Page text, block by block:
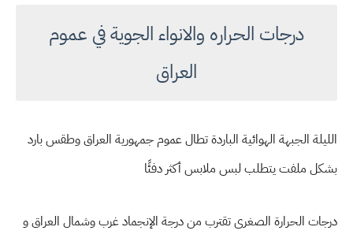
درجات الحراره والانواء الجوية في عموم
العراق
الليلة الجبهة الهوائية الباردة تطال عموم جمهورية العراق وطقس بارد
بشكل ملفت يتطلب لبس ملابس أكثر دفئًا
درجات الحرارة الصغرى تقترب من درجة الإنجماد غرب وشمال العراق و